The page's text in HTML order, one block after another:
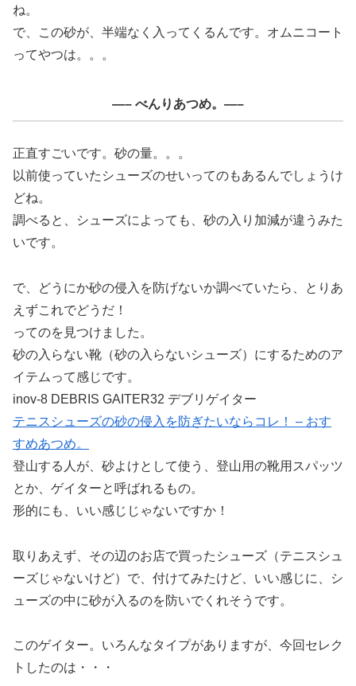
ね。
で、この砂が、半端なく入ってくるんです。オムニコート
ってやつは。。。
—– べんりあつめ。—–
正直すごいです。砂の量。。。
以前使っていたシューズのせいってのもあるんでしょうけ
どね。
調べると、シューズによっても、砂の入り加減が違うみた
いです。
で、どうにか砂の侵入を防げないか調べていたら、とりあ
えずこれでどうだ！
ってのを見つけました。
砂の入らない靴（砂の入らないシューズ）にするためのア
イテムって感じです。
inov-8 DEBRIS GAITER32 デブリゲイター
テニスシューズの砂の侵入を防ぎたいならコレ！ – おす
すめあつめ。
登山する人が、砂よけとして使う、登山用の靴用スパッツ
とか、ゲイターと呼ばれるもの。
形的にも、いい感じじゃないですか！
取りあえず、その辺のお店で買ったシューズ（テニスシュ
ーズじゃないけど）で、付けてみたけど、いい感じに、シ
ューズの中に砂が入るのを防いでくれそうです。
このゲイター。いろんなタイプがありますが、今回セレク
トしたのは・・・